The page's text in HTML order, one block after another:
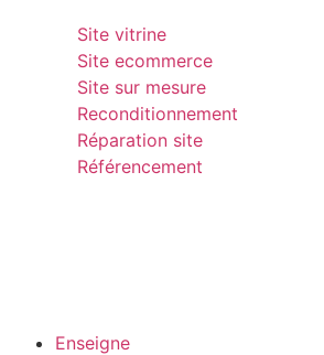
Site vitrine
Site ecommerce
Site sur mesure
Reconditionnement
Réparation site
Référencement
Enseigne